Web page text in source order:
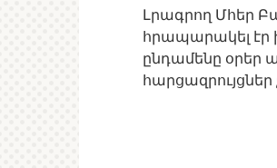
Լրագրող Մհեր
հրապարակել էր
ընդամենը օրեր